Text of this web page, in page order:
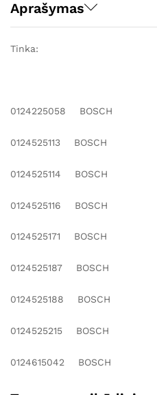
Aprašymas
Tinka:
0124225058 BOSCH
0124525113 BOSCH
0124525114 BOSCH
0124525116 BOSCH
0124525171 BOSCH
0124525187 BOSCH
0124525188 BOSCH
0124525215 BOSCH
0124615042 BOSCH